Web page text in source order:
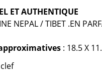
ET AUTHENTIQUE
NEPAL / TIBET .EN
: 18.5 X